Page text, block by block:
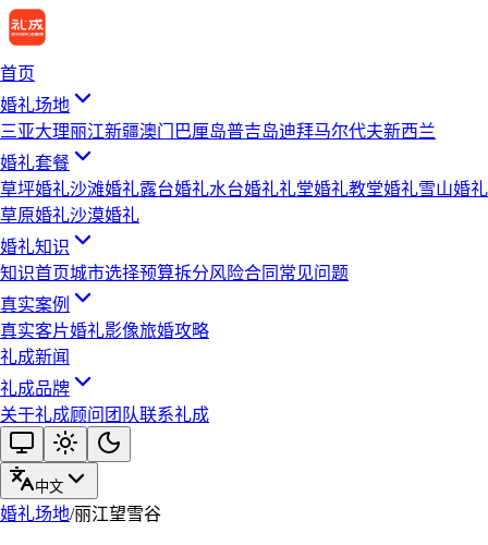
首页
婚礼场地
三亚大理丽江新疆澳门 巴厘岛普吉岛迪拜马尔代夫新西兰
婚礼套餐
草坪婚礼沙滩婚礼露台婚礼水台婚礼礼堂婚礼教堂婚礼雪山婚礼
草原婚礼沙漠婚礼
婚礼知识
知识首页城市选择预算拆分风险合同 常见问题
真实案例
真实客片婚礼影像旅婚攻略
礼成新闻
礼成品牌
关于礼成顾问团队联系礼成
中文
婚礼场地/丽江望雪谷